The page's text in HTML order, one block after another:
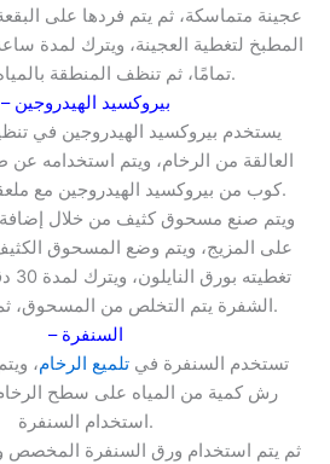
عجينة متماسكة، ثم يتم فردها على
المطبخ لتغطية العجينة، ويترك لمدة
تمامًا، ثم تنظف المنطقة بالمياه وتجفف.
– بيروكسيد الهيدروجين
يستخدم بيروكسيد الهيدروجين في
العالقة من الرخام، ويتم استخدامه
كوب من بيروكسيد الهيدروجين مع ملعقتين من الأمونيا.
ويتم صنع مسحوق كثيف من خلال
على المزيج، ويتم وضع المسحوق
الشفرة يتم التخلص من المسحوق، ثم يغسل بالمياه.
– السنفرة
تستخدم السنفرة فيتلميع الرخام،
رش كمية من المياه على سطح
استخدام السنفرة.
ثم يتم استخدام ورق السنفرة المخصص